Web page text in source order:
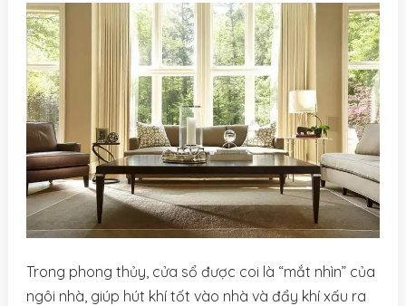
Trong phong thủy, cửa sổ được coi là “mắt nhìn” của
ngôi nhà, giúp hút khí tốt vào nhà và đẩy khí xấu ra